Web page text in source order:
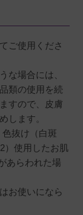
ご使用くださ
な場合には、
類の使用を続
すので、皮膚
します。
色抜け（白斑
）使用したお肌
あらわれた場
お使いになら